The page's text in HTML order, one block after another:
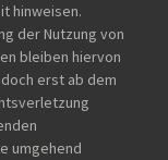
hinweisen.
der Nutzung von
bleiben hiervon
erst ab dem
umgehend